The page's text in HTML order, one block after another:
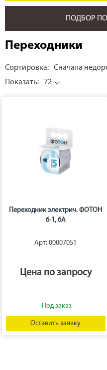
Переходники
Сортировка:
Сначала
Показать:
72
Переходник электрич. ФОТОН
6-1, 6А
Арт: 00007051
Цена по запросу
Оставить заявку
ПОДБОР